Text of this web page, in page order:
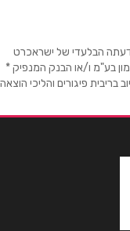
הבלעדי של ישראכרט
בע"מ ו/או הבנק המנפיק *
בריבית פיגורים והליכי הוצאה